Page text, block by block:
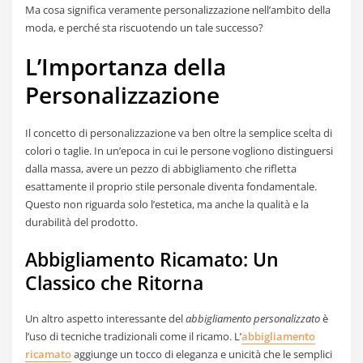
Ma cosa significa veramente personalizzazione nell’ambito della
moda, e perché sta riscuotendo un tale successo?
L’Importanza della
Personalizzazione
Il concetto di personalizzazione va ben oltre la semplice scelta di
colori o taglie. In un’epoca in cui le persone vogliono distinguersi
dalla massa, avere un pezzo di abbigliamento che rifletta
esattamente il proprio stile personale diventa fondamentale.
Questo non riguarda solo l’estetica, ma anche la qualità e la
durabilità del prodotto.
Abbigliamento Ricamato: Un
Classico che Ritorna
Un altro aspetto interessante delabbigliamento personalizzatoè
l’uso di tecniche tradizionali come il ricamo. L’abbigliamento
ricamatoaggiunge un tocco di eleganza e unicità che le semplici